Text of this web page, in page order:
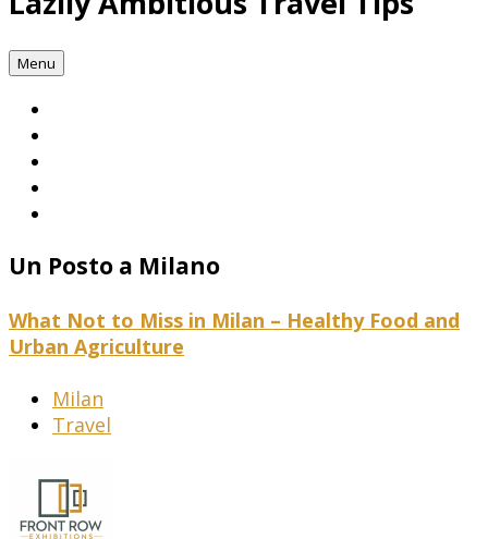
Menu
Un Posto a Milano
What Not to Miss in Milan – Healthy Food and
Urban Agriculture
Milan
Travel